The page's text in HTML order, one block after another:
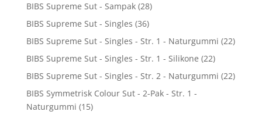
BIBS Supreme Sut - Sampak (28)
BIBS Supreme Sut - Singles (36)
BIBS Supreme Sut - Singles - Str. 1 - Naturgummi (22)
BIBS Supreme Sut - Singles - Str. 1 - Silikone (22)
BIBS Supreme Sut - Singles - Str. 2 - Naturgummi (22)
BIBS Symmetrisk Colour Sut - 2-Pak - Str. 1 -
Naturgummi (15)